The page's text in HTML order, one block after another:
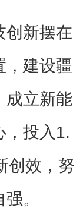
创新摆在
，建设疆
成立新能
，投入1.
创效，努
。